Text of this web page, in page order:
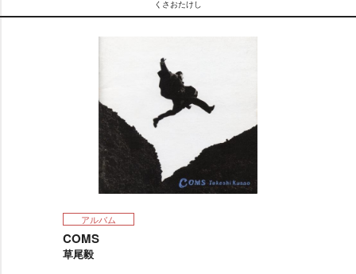
t
くさおたけし
アルバム
COMS
草尾毅